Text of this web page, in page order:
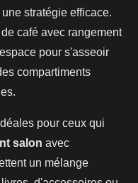
stratégie efficace.
café avec rangement
pour s'asseoir
compartiments
pour ceux qui
salon avec
un mélange